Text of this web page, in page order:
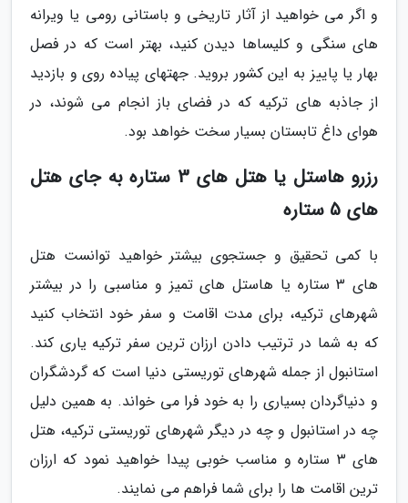
و اگر می خواهید از آثار تاریخی و باستانی رومی یا ویرانه
های سنگی و کلیساها دیدن کنید، بهتر است که در فصل
بهار یا پاییز به این کشور بروید. جهتهای پیاده روی و بازدید
از جاذبه های ترکیه که در فضای باز انجام می شوند، در
هوای داغ تابستان بسیار سخت خواهد بود.
رزرو هاستل یا هتل های 3 ستاره به جای هتل
های 5 ستاره
با کمی تحقیق و جستجوی بیشتر خواهید توانست هتل
های 3 ستاره یا هاستل های تمیز و مناسبی را در بیشتر
شهرهای ترکیه، برای مدت اقامت و سفر خود انتخاب کنید
که به شما در ترتیب دادن ارزان ترین سفر ترکیه یاری کند.
استانبول از جمله شهرهای توریستی دنیا است که گردشگران
و دنیاگردان بسیاری را به خود فرا می خواند. به همین دلیل
چه در استانبول و چه در دیگر شهرهای توریستی ترکیه، هتل
های 3 ستاره و مناسب خوبی پیدا خواهید نمود که ارزان
ترین اقامت ها را برای شما فراهم می نمایند.